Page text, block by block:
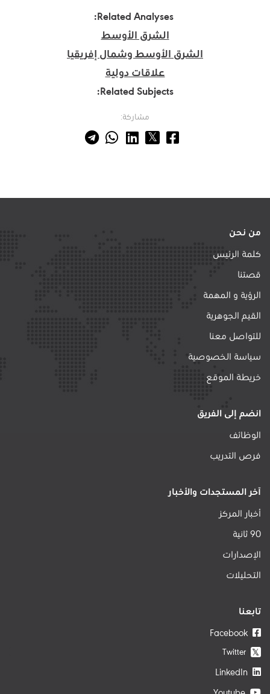
Related Analyses:
الشرق الأوسط
الشرق الأوسط وشمال إفريقيا
علاقات دولية
Related Subjects:
مشاركة:
من نحن
كلمة الرئيس
قصتنا
الرؤية و المهمة
القيم الجوهرية
للتواصل معنا
سياسة الخصوصية
خريطة الموقع
انضم إلى الفريق
الوظائف
فرص التدريب
آخر المستجدات والأخبار
أخبار المركز
90 ثانية
الإصدارات
التحليلات
تابعنا
𝕏
Twitter